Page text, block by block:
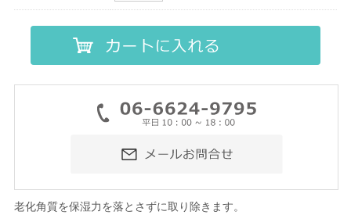
老化角質を保湿力を落とさずに取り除きます。